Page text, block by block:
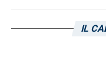
blucerchiate
per il match
IL